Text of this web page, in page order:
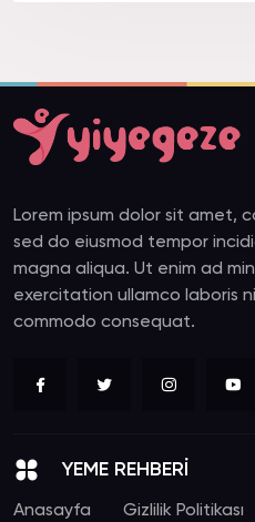
Lorem ipsum dolor sit amet,
sed do eiusmod tempor
magna aliqua. Ut enim ad
exercitation ullamco laboris
commodo consequat.
YEME REHBERİ
Anasayfa Gizlilik Politikası